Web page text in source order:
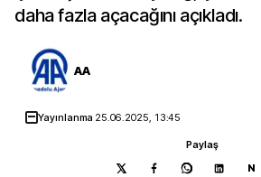
daha fazla açacağını açıkladı.
AA
Yayınlanma 25.06.2025, 13:45
Paylaş
N